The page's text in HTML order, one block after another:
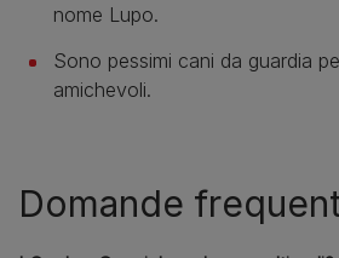
nome Lupo.
Sono pessimi cani da guardia
amichevoli.
Domande